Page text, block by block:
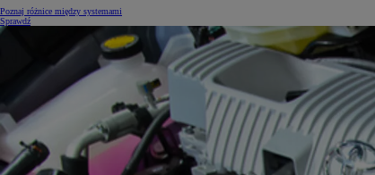
105 300 zł
Corolla Hatchback
HYBRID
Poznaj różnice między systemami
Sprawdź